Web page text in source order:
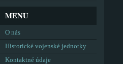
MENU
O nás
Historické vojenské jednotky
Kontaktné údaje